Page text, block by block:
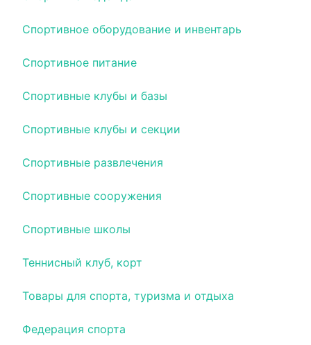
Спортивное оборудование и инвентарь
Спортивное питание
Спортивные клубы и базы
Спортивные клубы и секции
Спортивные развлечения
Спортивные сооружения
Спортивные школы
Теннисный клуб, корт
Товары для спорта, туризма и отдыха
Федерация спорта